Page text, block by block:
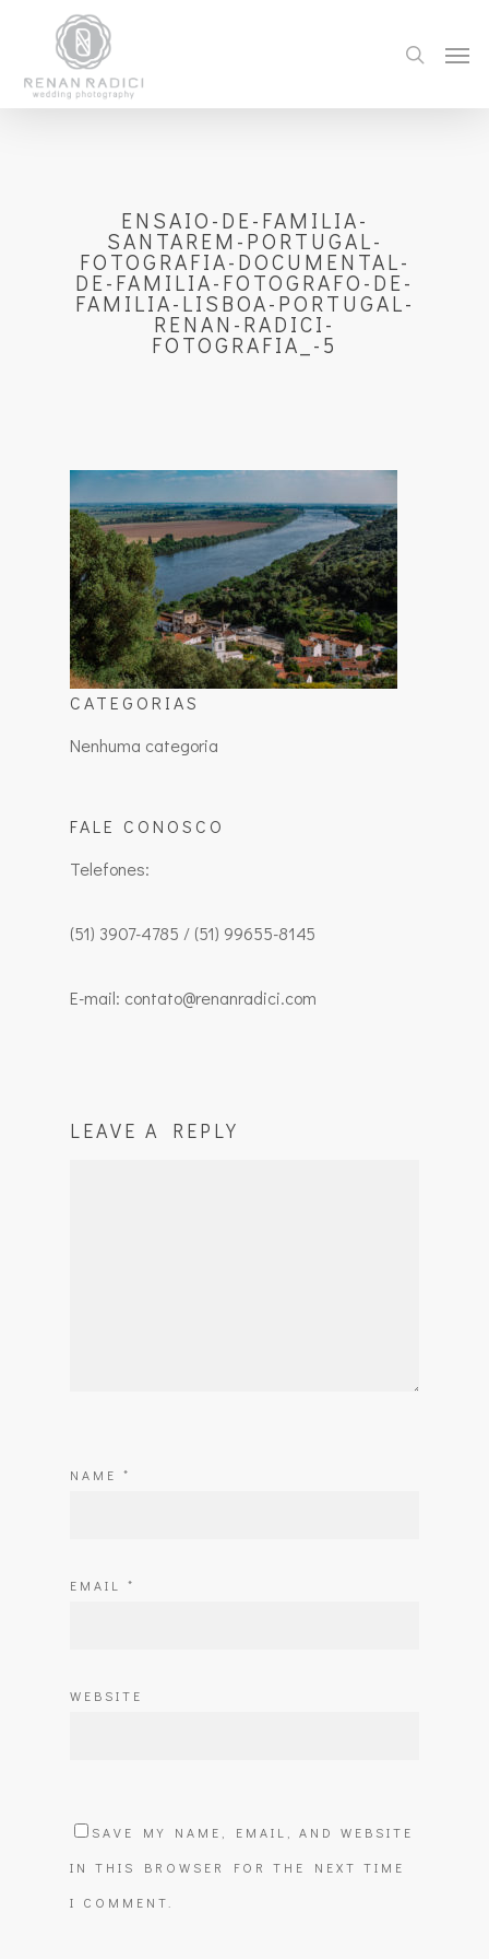
ENSAIO-DE-FAMILIA-
SANTAREM-PORTUGAL-
FOTOGRAFIA-DOCUMENTAL-
DE-FAMILIA-FOTOGRAFO-DE-
FAMILIA-LISBOA-PORTUGAL-
RENAN-RADICI-
FOTOGRAFIA_-5
CATEGORIAS
Nenhuma categoria
FALE CONOSCO
Telefones:
(51) 3907-4785 / (51) 99655-8145
E-mail: contato@renanradici.com
LEAVE A REPLY
NAME *
EMAIL *
WEBSITE
SAVE MY NAME, EMAIL, AND WEBSITE
IN THIS BROWSER FOR THE NEXT TIME
I COMMENT.